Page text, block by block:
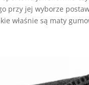
przy jej wyborze
właśnie są maty